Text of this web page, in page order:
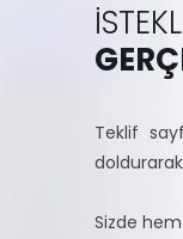
Teklif
Sizde